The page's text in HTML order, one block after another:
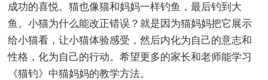
成功的喜悦。猫也像猫和妈妈一样钓鱼，最后钓到大
鱼。小猫为什么能改正错误？就是因为猫妈妈把它展示
给小猫看，让小猫体验感受，然后内化为自己的意志和
性格，化为自己的行动。希望更多的家长和老师能学习
《猫钓》中猫妈妈的教学方法。